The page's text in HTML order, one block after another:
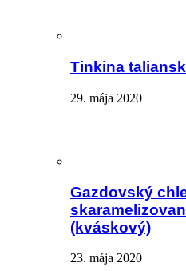
Tinkina
29. mája 2020
Gazdovský
(kváskový)
23. mája 2020